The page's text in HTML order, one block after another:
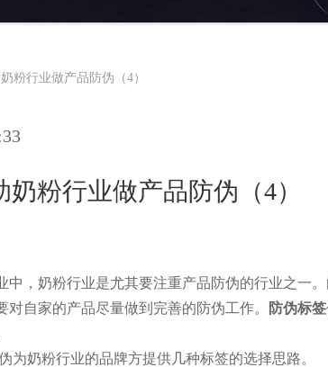
粉行业做产品防伪（4）
粉行业做产品防伪（4）
中，奶粉行业是尤其要注重产品防伪的行业之一
对自家的产品尽量做到完善的防伪工作。
防伪标签
为奶粉行业的品牌方提供几种标签的选择思路。